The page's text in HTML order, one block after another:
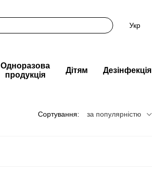
Укр
Одноразова
продукція
Дітям Дезінфекція
Сортування: за популярністю